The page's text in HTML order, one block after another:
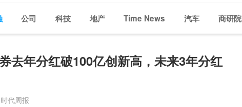
公司 科技 地产 Time News 汽车 商研院
去年分红破100亿创新高，未来3年分红
代周报